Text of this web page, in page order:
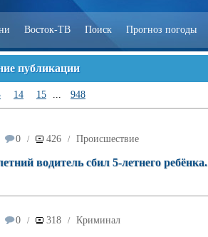
Восток-ТВ Поиск Прогноз погоды
публикации
14 15 ... 948
0 / 426 / Происшествие
водитель сбил 5-летнего ребёнка.
0 / 318 / Криминал